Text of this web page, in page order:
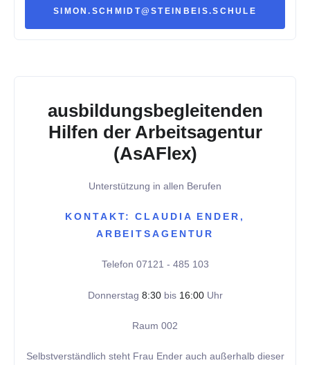
SIMON.SCHMIDT@STEINBEIS.SCHULE
ausbildungsbegleitenden
Hilfen der Arbeitsagentur
(AsAFlex)
Unterstützung in allen Berufen
KONTAKT: CLAUDIA ENDER,
ARBEITSAGENTUR
Telefon 07121 - 485 103
Donnerstag 8:30bis 16:00Uhr
Raum 002
Selbstverständlich steht Frau Ender auch außerhalb dieser